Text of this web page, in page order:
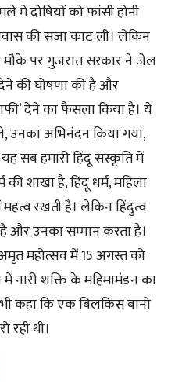
दोषियों को फांसी होनी
की सजा काट ली। लेकिन
पर गुजरात सरकार ने जेल
की घोषणा की है और
देने का फैसला किया है। ये
उनका अभिनंदन किया गया,
सब हमारी हिंदू संस्कृति में
की शाखा है, हिंदू धर्म, महिला
रखती है। लेकिन हिंदुत्व
और उनका सम्मान करता है।
महोत्सव में 15 अगस्त को
नारी शक्ति के महिमामंडन का
कहा कि एक बिलकिस बानो
थी।